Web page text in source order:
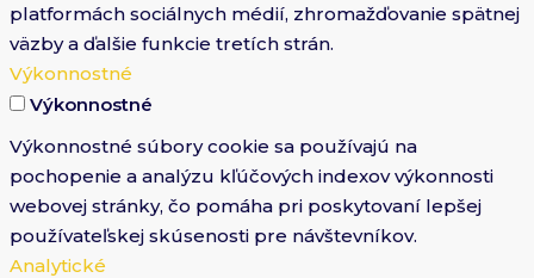
platformách sociálnych médií, zhromažďovanie spätnej
väzby a ďalšie funkcie tretích strán.
Výkonnostné
Výkonnostné
Výkonnostné súbory cookie sa používajú na
pochopenie a analýzu kľúčových indexov výkonnosti
webovej stránky, čo pomáha pri poskytovaní lepšej
používateľskej skúsenosti pre návštevníkov.
Analytické